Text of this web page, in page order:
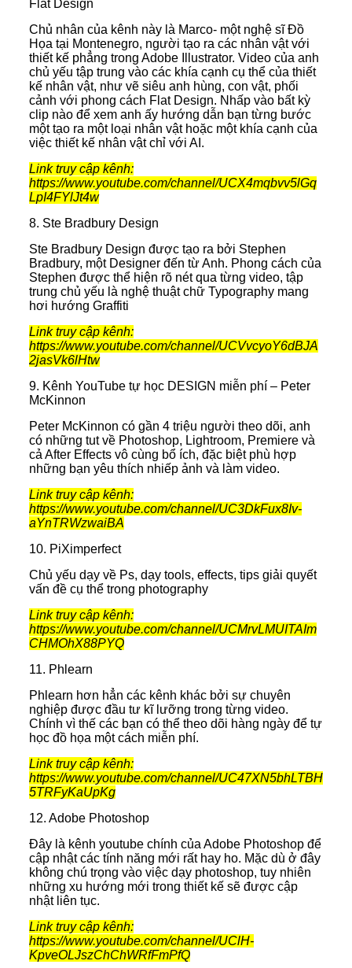
Flat Design
Chủ nhân của kênh này là Marco- một nghệ sĩ Đồ
Họa tại Montenegro, người tạo ra các nhân vật với
thiết kế phẳng trong Adobe Illustrator. Video của anh
chủ yếu tập trung vào các khía cạnh cụ thể của thiết
kế nhân vật, như vẽ siêu anh hùng, con vật, phối
cảnh với phong cách Flat Design. Nhấp vào bất kỳ
clip nào để xem anh ấy hướng dẫn bạn từng bước
một tạo ra một loại nhân vật hoặc một khía cạnh của
việc thiết kế nhân vật chỉ với AI.
Link truy cập kênh:
https://www.youtube.com/channel/UCX4mqbvv5lGq
LpI4FYlJt4w
8. Ste Bradbury Design
Ste Bradbury Design được tạo ra bởi Stephen
Bradbury, một Designer đến từ Anh. Phong cách của
Stephen được thể hiện rõ nét qua từng video, tập
trung chủ yếu là nghệ thuật chữ Typography mang
hơi hướng Graffiti
Link truy cập kênh:
https://www.youtube.com/channel/UCVvcyoY6dBJA
2jasVk6lHtw
9. Kênh YouTube tự học DESIGN miễn phí – Peter
McKinnon
Peter McKinnon có gần 4 triệu người theo dõi, anh
có những tut về Photoshop, Lightroom, Premiere và
cả After Effects vô cùng bổ ích, đặc biệt phù hợp
những bạn yêu thích nhiếp ảnh và làm video.
Link truy cập kênh:
https://www.youtube.com/channel/UC3DkFux8Iv-
aYnTRWzwaiBA
10. PiXimperfect
Chủ yếu dạy về Ps, dạy tools, effects, tips giải quyết
vấn đề cụ thể trong photography
Link truy cập kênh:
https://www.youtube.com/channel/UCMrvLMUITAIm
CHMOhX88PYQ
11. Phlearn
Phlearn hơn hẳn các kênh khác bởi sự chuyên
nghiệp được đầu tư kĩ lưỡng trong từng video.
Chính vì thế các bạn có thể theo dõi hàng ngày để tự
học đồ họa một cách miễn phí.
Link truy cập kênh:
https://www.youtube.com/channel/UC47XN5bhLTBH
5TRFyKaUpKg
12. Adobe Photoshop
Đây là kênh youtube chính của Adobe Photoshop để
cập nhật các tính năng mới rất hay ho. Mặc dù ở đây
không chú trọng vào việc dạy photoshop, tuy nhiên
những xu hướng mới trong thiết kế sẽ được cập
nhật liên tục.
Link truy cập kênh:
https://www.youtube.com/channel/UClH-
KpveOLJszChChWRfFmPfQ